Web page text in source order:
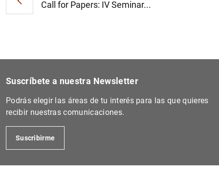
Call for Papers: IV Seminar...
Suscríbete a nuestra Newsletter
Podrás elegir las áreas de tu interés para las que quieres
recibir nuestras comunicaciones.
Suscribirme